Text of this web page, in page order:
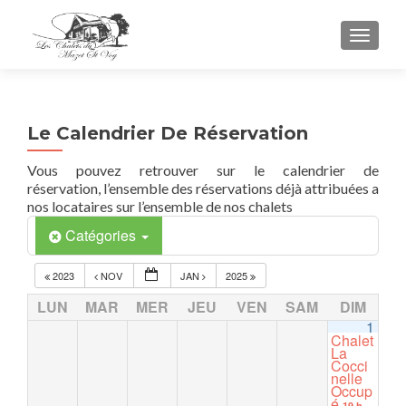
Le Calendrier De Réservation
Vous pouvez retrouver sur le calendrier de
réservation, l’ensemble des réservations déjà attribuées a
nos locataires sur l’ensemble de nos chalets
Catégories
2023 NOV JAN 2025
LUN MAR MER JEU VEN SAM
DIM
1
Chalet
La
Cocci
nelle
Occup